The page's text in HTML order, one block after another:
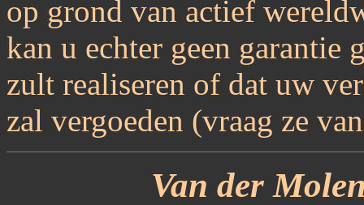
op grond van actief
kan u echter geen garantie
zult realiseren of dat uw
zal vergoeden (vraag ze
Van der